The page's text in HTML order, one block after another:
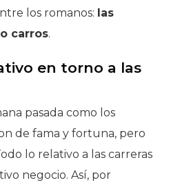
los romanos: las
carros.
en torno a las
pasada como los
de fama y fortuna, pero
lo relativo a las carreras
negocio. Así, por